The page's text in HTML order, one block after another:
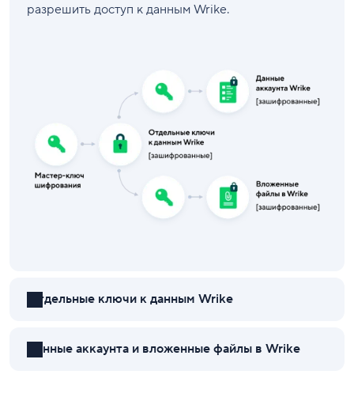
разрешить доступ к данным Wrike.
Отдельные ключи к данным Wrike
Данные аккаунта и вложенные файлы в Wrike